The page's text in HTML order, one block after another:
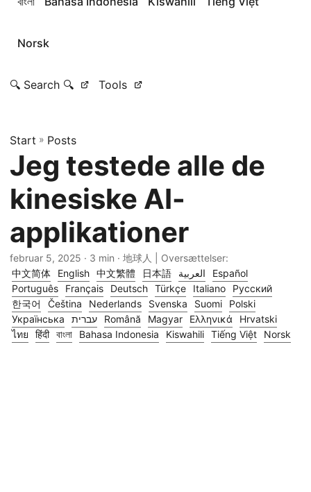
Norsk
🔍 Search 🔍 Tools
Start » Posts
Jeg testede alle de
kinesiske AI-
applikationer
februar 5, 2025 · 3 min · 地球人 | Oversættelser:
中文简体
English 中文繁體 日本語 العربية
Español
Português
Français Deutsch Türkçe Italiano
Русский
한국어
Čeština Nederlands Svenska Suomi
Polski
Українська
עברית Română Magyar Ελληνικά
Hrvatski
ไทย
हिंदी বাংলা Bahasa Indonesia Kiswahili Tiếng Việt Norsk